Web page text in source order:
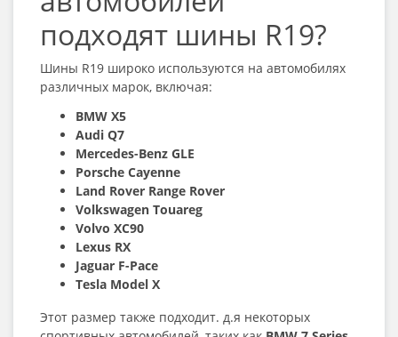
подходят шины R19?
Шины R19 широко используются на автомобилях
различных марок, включая:
BMW X5
Audi Q7
Mercedes-Benz GLE
Porsche Cayenne
Land Rover Range Rover
Volkswagen Touareg
Volvo XC90
Lexus RX
Jaguar F-Pace
Tesla Model X
Этот размер также подходит. д.я некоторых